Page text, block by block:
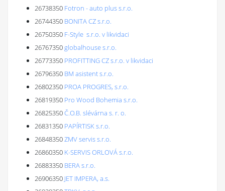
26738350 Fotron - auto plus s.r.o.
26744350 BONITA CZ s.r.o.
26750350 F-Style s.r.o. v likvidaci
26767350globalhouse s.r.o.
26773350 PROFITTING CZ s.r.o. v likvidaci
26796350 BM asistent s.r.o.
26802350 PROA PROGRES, s.r.o.
26819350 Pro Wood Bohemia s.r.o.
26825350Č.O.B. slévárna s. r. o.
26831350 PAPÍRTISK s.r.o.
26848350ZMV servis s.r.o.
26860350 K-SERVIS ORLOVÁ s.r.o.
26883350 BERA s.r.o.
26906350 JET IMPERA, a.s.